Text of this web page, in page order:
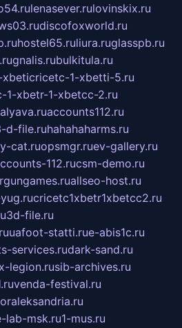
lenasever.rulovinskix.ru
discofoxworld.ru
hostel65.ruliura.ruglasspb.ru
gnalis.rubulkitula.ru
xbeticricetc-1-xbetti-5.ru
1-xbetr-1-xbetcc-2.ru
accounts112.ru
d-file.ruhahahaharms.ru
cat.ruopsmgr.ruev-gallery.ru
112.rucsm-demo.ru
allseo-host.ru
cricetc1xbetr1xbetcc2.ru
3d-file.ru
uafoot-statti.rue-abis1c.ru
services.rudark-sand.ru
x-legion.rusib-archives.ru
venda-festival.ru
lab-msk.ru1-mus.ru